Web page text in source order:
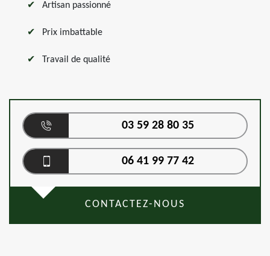
Artisan passionné
Prix imbattable
Travail de qualité
03 59 28 80 35
06 41 99 77 42
CONTACTEZ-NOUS